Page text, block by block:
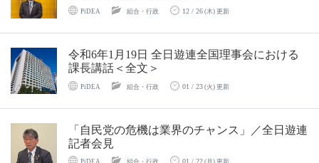
PiDEA 組合・行政 12 / 26(木) 更新
令和6年1月19日 全日遊連全国理事会における
課長講話＜全文＞
PiDEA 組合・行政 01 / 23(火) 更新
「自民党の危機は業界のチャンス」／全日遊連
記者会見
PiDEA 組合・行政 01 / 22(月) 更新